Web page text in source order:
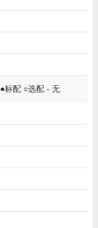
●标配 ○选配 - 无